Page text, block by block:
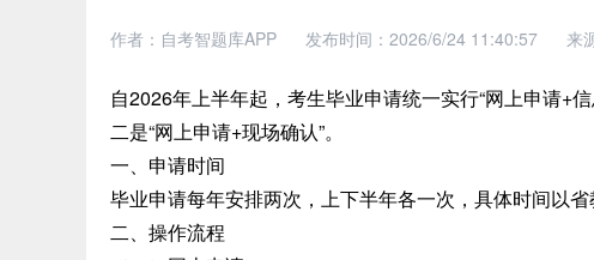
作者：自考智题库APP 发布时间：2026/6/24 11:40:57 来
自2026年上半年起，考生毕业申请统一实行“网上申请+
二是“网上申请+现场确认”。
一、申请时间
毕业申请每年安排两次，上下半年各一次，具体时间以省
二、操作流程